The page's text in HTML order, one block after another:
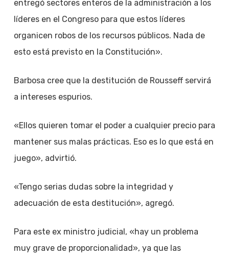
entregó sectores enteros de la administración a los
líderes en el Congreso para que estos líderes
organicen robos de los recursos públicos. Nada de
esto está previsto en la Constitución».
Barbosa cree que la destitución de Rousseff servirá
a intereses espurios.
«Ellos quieren tomar el poder a cualquier precio para
mantener sus malas prácticas. Eso es lo que está en
juego», advirtió.
«Tengo serias dudas sobre la integridad y
adecuación de esta destitución», agregó.
Para este ex ministro judicial, «hay un problema
muy grave de proporcionalidad», ya que las